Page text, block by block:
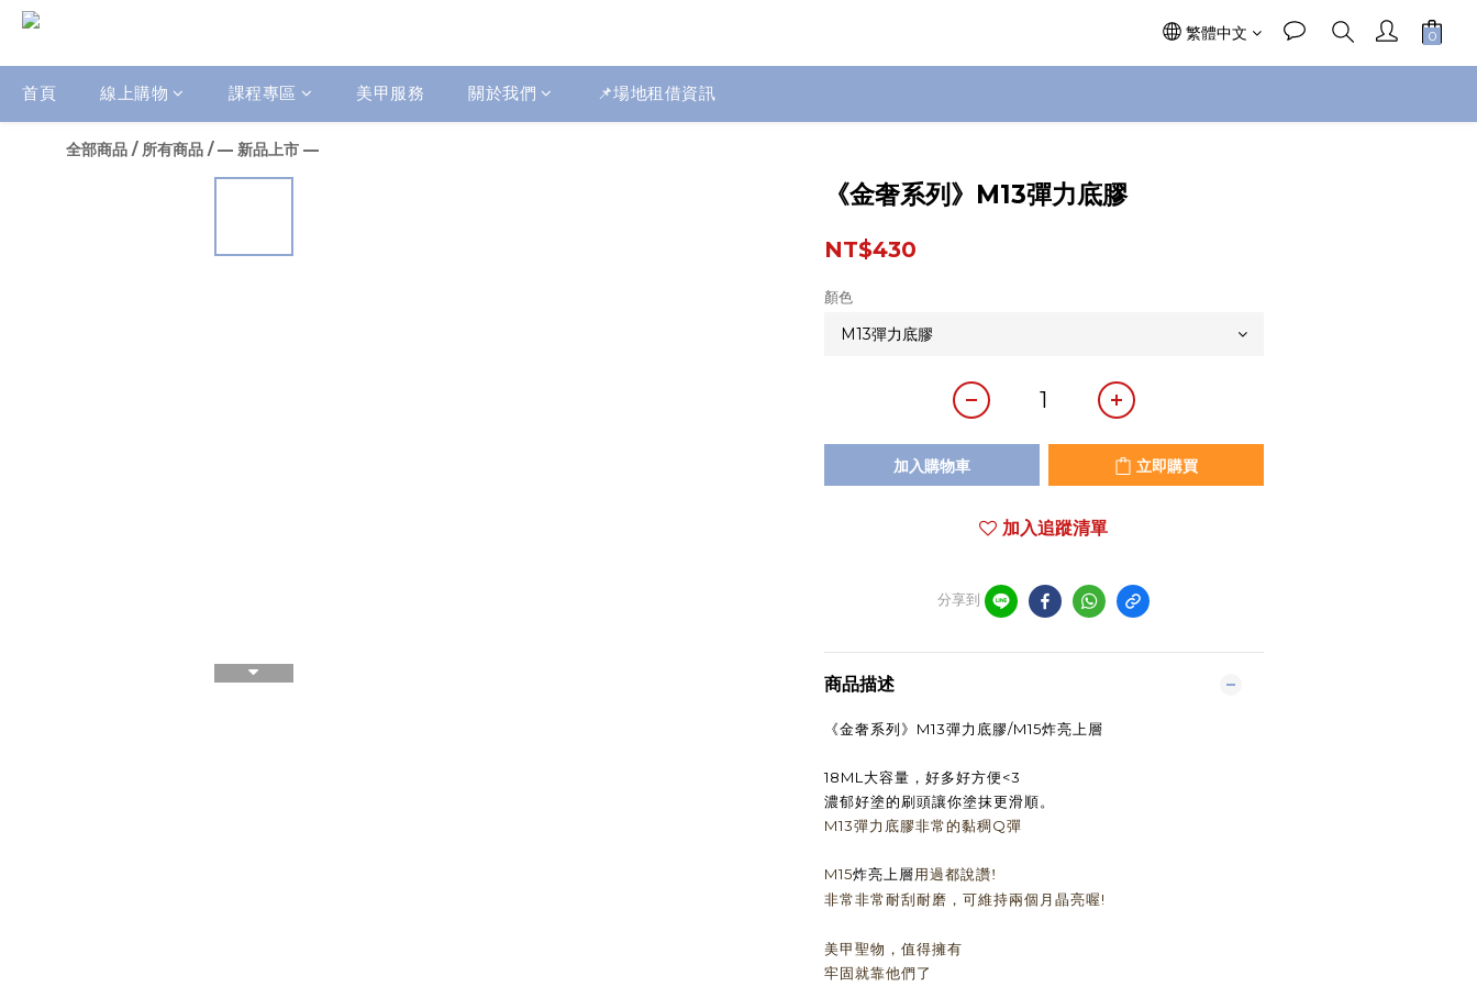
繁體中文
首頁 線上購物 課程專區 美甲服務 關於我們 📌場地租借資訊
全部商品 / 所有商品 /— 新品上市 —
《金奢系列》M13彈力底膠
NT$430
顏色
加入購物車 立即購買
加入追蹤清單
分享到
商品描述
《金奢系列》M13彈力底膠/M15炸亮上層
18ML大容量，好多好方便<3
濃郁好塗的刷頭讓你塗抹更滑順。
M13彈力底膠非常的黏稠Q彈
M15炸亮上層用過都說讚!
非常非常耐刮耐磨， 可維持兩個月晶亮喔!
美甲聖物，值得擁有
牢固就靠他們了